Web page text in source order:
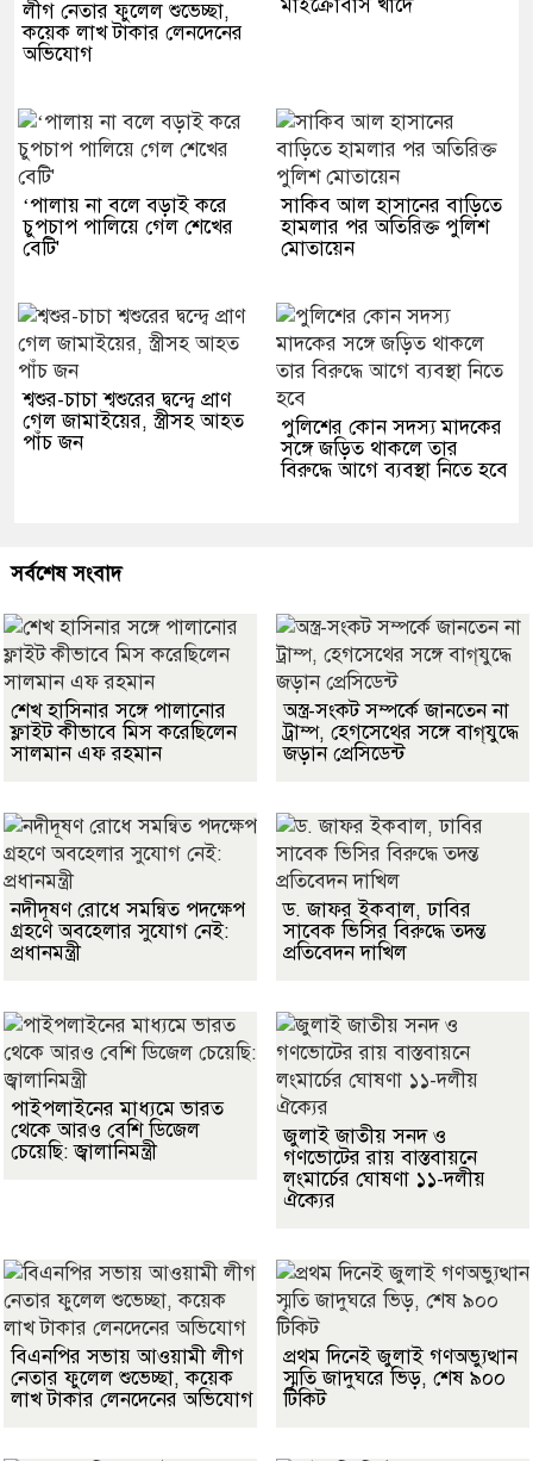
লীগ নেতার ফুলেল শুভেচ্ছা,
কয়েক লাখ টাকার লেনদেনের
অভিযোগ
‘পালায় না বলে বড়াই করে
চুপচাপ পালিয়ে গেল শেখের
বেটি'
সাকিব আল হাসানের বাড়িতে
হামলার পর অতিরিক্ত পুলিশ
মোতায়েন
শ্বশুর-চাচা শ্বশুরের দ্বন্দ্বে প্রাণ
গেল জামাইয়ের, স্ত্রীসহ আহত
পাঁচ জন
পুলিশের কোন সদস্য মাদকের
সঙ্গে জড়িত থাকলে তার
বিরুদ্ধে আগে ব্যবস্থা নিতে হবে
সর্বশেষ সংবাদ
শেখ হাসিনার সঙ্গে পালানোর
ফ্লাইট কীভাবে মিস করেছিলেন
সালমান এফ রহমান
অস্ত্র-সংকট সম্পর্কে জানতেন না
ট্রাম্প, হেগসেথের সঙ্গে বাগ্‌যুদ্ধে
জড়ান প্রেসিডেন্ট
নদীদূষণ রোধে সমন্বিত পদক্ষেপ
গ্রহণে অবহেলার সুযোগ নেই:
প্রধানমন্ত্রী
ড. জাফর ইকবাল, ঢাবির
সাবেক ভিসির বিরুদ্ধে তদন্ত
প্রতিবেদন দাখিল
পাইপলাইনের মাধ্যমে ভারত
থেকে আরও বেশি ডিজেল
চেয়েছি: জ্বালানিমন্ত্রী
জুলাই জাতীয় সনদ ও
গণভোটের রায় বাস্তবায়নে
লংমার্চের ঘোষণা ১১-দলীয়
ঐক্যের
বিএনপির সভায় আওয়ামী লীগ
নেতার ফুলেল শুভেচ্ছা, কয়েক
লাখ টাকার লেনদেনের অভিযোগ
প্রথম দিনেই জুলাই গণঅভ্যুত্থান
স্মৃতি জাদুঘরে ভিড়, শেষ ৯০০
টিকিট